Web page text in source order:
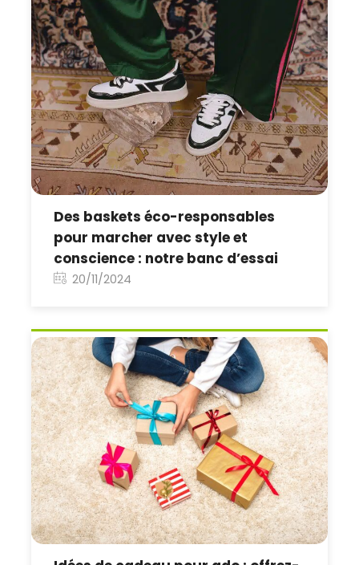
Des baskets éco-responsables
pour marcher avec style et
conscience : notre banc d’essai
20/11/2024